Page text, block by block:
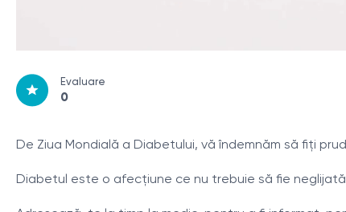
Evaluare
0
De Ziua Mondială a Diabetului, vă îndemnăm să fiți
Diabetul este o afecțiune ce nu trebuie să fie